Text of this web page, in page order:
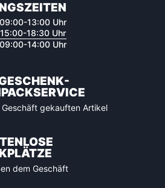
09:00-13:00 Uhr
15:00-18:30 Uhr
09:00-14:00 Uhr
Geschäft gekauften Artikel
dem Geschäft